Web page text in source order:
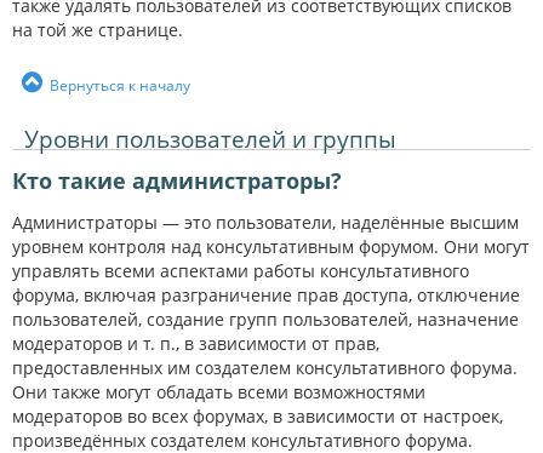
также удалять пользователей из соответствующих списков
на той же странице.
Вернуться к началу
Уровни пользователей и группы
Кто такие администраторы?
Администраторы — это пользователи, наделённые высшим
уровнем контроля над консультативным форумом. Они могут
управлять всеми аспектами работы консультативного
форума, включая разграничение прав доступа, отключение
пользователей, создание групп пользователей, назначение
модераторов и т. п., в зависимости от прав,
предоставленных им создателем консультативного форума.
Они также могут обладать всеми возможностями
модераторов во всех форумах, в зависимости от настроек,
произведённых создателем консультативного форума.